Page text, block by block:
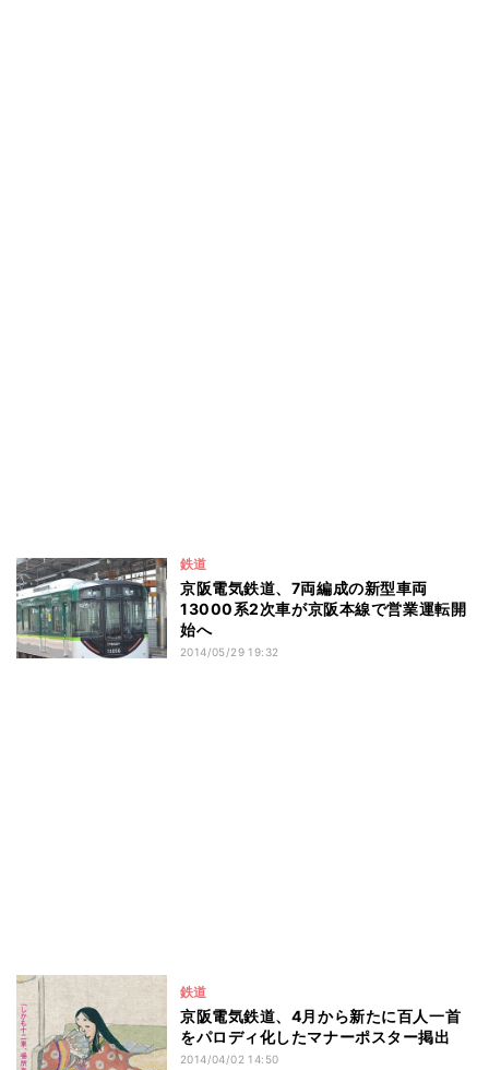
鉄道
京阪電気鉄道、7両編成の新型車両
13000系2次車が京阪本線で営業運転開
始へ
2014/05/29 19:32
鉄道
京阪電気鉄道、4月から新たに百人一首
をパロディ化したマナーポスター掲出
2014/04/02 14:50